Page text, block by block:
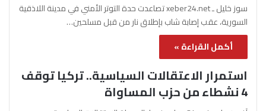
سوز خليل ـ xeber24.net تصاعدت حدة التوتر الأمني في مدينة اللاذقية
السورية، عقب إصابة شاب بإطلاق نار من قبل مسلحين…
أكمل القراءة »
استمرار الاعتقالات السياسية.. تركيا توقف
4 نشطاء من حزب المساواة